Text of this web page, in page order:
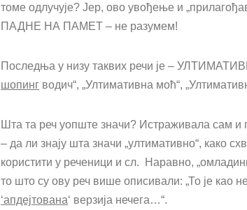
томе одлучује? Јер, ово увођење и
ПАДНЕ НА ПАМЕТ – не разумем!
Последња у низу таквих речи је –
шопинг водич“, „Ултимативна моћ“,
Шта та реч уопште значи? Истраживала сам
– да ли знају шта значи „ултимативно“, како
користити у реченици и сл. Наравно,
то што су ову реч више описивали: „То је као
‘апдејтована‘ верзија нечега…“.